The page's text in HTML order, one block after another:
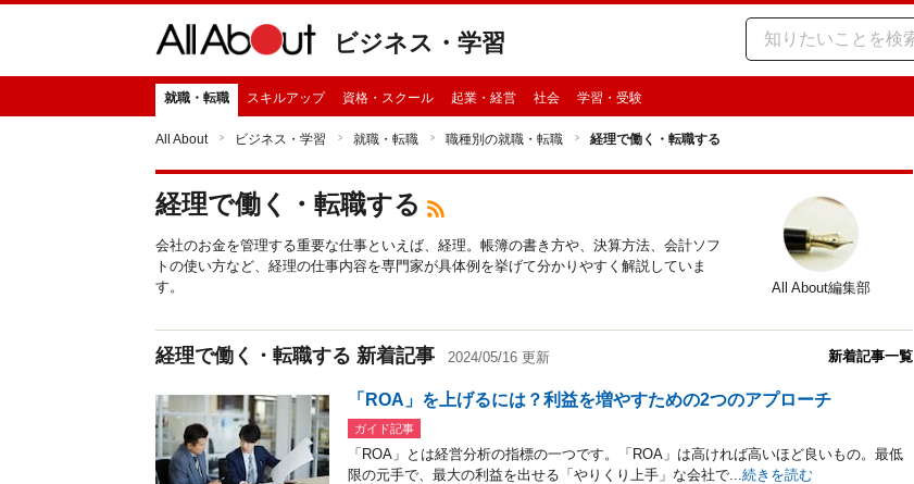
ビジネス・学習
就職・転職 スキルアップ 資格・スクール 起業・経営 社会 学習・受験
All About ビジネス・学習 就職・転職 職種別の就職・転職 経理で働く・転職する
経理で働く・転職する
会社のお金を管理する重要な仕事といえば、経理。帳簿の書き方や、決算方法、会計ソフ
トの使い方など、経理の仕事内容を専門家が具体例を挙げて分かりやすく解説していま
す。
All About編集部
経理で働く・転職する 新着記事 2024/05/16 更新 新着記事一覧
「ROA」を上げるには？利益を増やすための2つのアプローチ
ガイド記事
「ROA」とは経営分析の指標の一つです。「ROA」は高ければ高いほど良いもの。最低
限の元手で、最大の利益を出せる「やりくり上手」な会社で...続きを読む